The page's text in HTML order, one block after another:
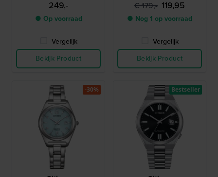
249,-
● Op voorraad
Vergelijk
Bekijk Product
€ 179,- 119,95
● Nog 1 op voorraad
Vergelijk
Bekijk Product
-30% Bestseller